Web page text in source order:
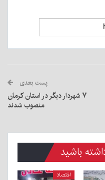
پست بعدی
۷ شهردار دیگر در استان کرمان
منصوب شدند
باشید
اقتصاد